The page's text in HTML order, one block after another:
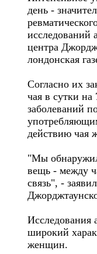
день -
исследований
центра
лондонская
Согласно их
чая в сутки
заболеваний
действию чая
"Мы
вещь - между
связь", -
Исследования
широкий
женщин.